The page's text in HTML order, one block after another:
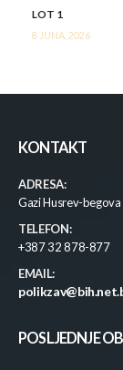
LOT 1
8 JUNA, 2026
KONTAKT
ADRESA:
Gazi Husrev-
TELEFON:
+387 32 878-877
EMAIL:
POSLJEDNJE